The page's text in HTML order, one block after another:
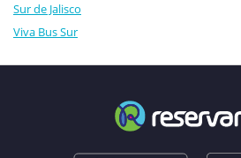
Sur de Jalisco
Viva Bus Sur